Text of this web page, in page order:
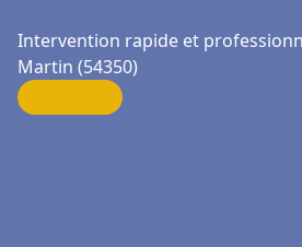
Intervention rapide et
Martin (54350)